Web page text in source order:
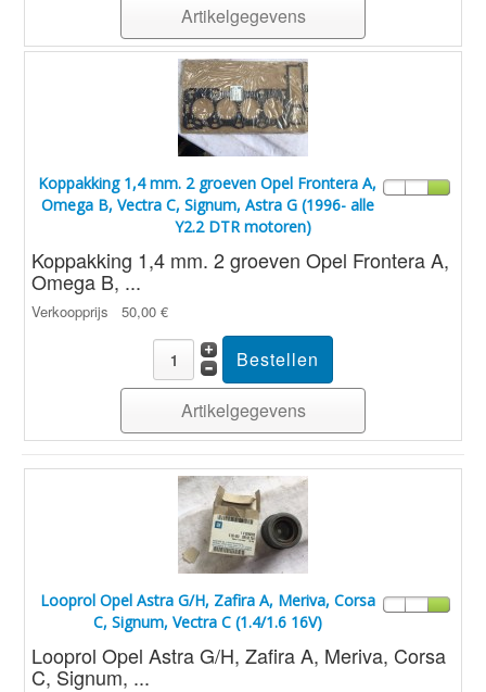
Artikelgegevens
Koppakking 1,4 mm. 2 groeven Opel Frontera A,
Omega B, Vectra C, Signum, Astra G (1996- alle
Y2.2 DTR motoren)
Koppakking 1,4 mm. 2 groeven Opel Frontera A,
Omega B, ...
Verkoopprijs 50,00 €
Artikelgegevens
Looprol Opel Astra G/H, Zafira A, Meriva, Corsa
C, Signum, Vectra C (1.4/1.6 16V)
Looprol Opel Astra G/H, Zafira A, Meriva, Corsa
C, Signum, ...